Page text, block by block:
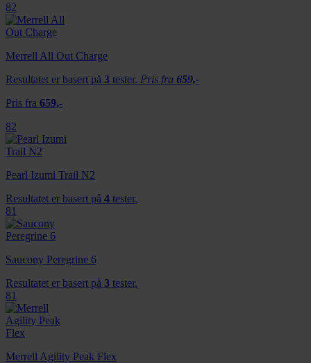
82
Merrell All Out Charge
Resultatet er basert på 3 tester. Pris fra 659,-
Pris fra 659,-
82
Pearl Izumi Trail N2
Resultatet er basert på 4 tester.
81
Saucony Peregrine 6
Resultatet er basert på 3 tester.
81
Merrell Agility Peak Flex